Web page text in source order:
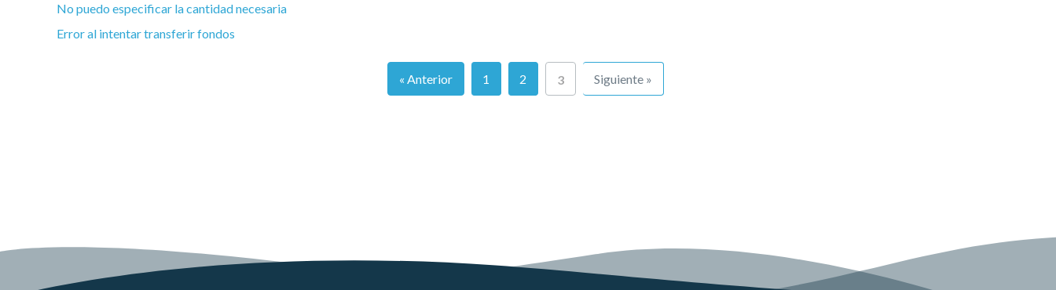
No puedo especificar la cantidad necesaria
Error al intentar transferir fondos
« Anterior 1 2 3 Siguiente »